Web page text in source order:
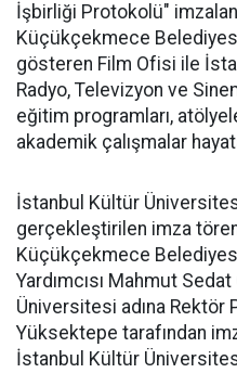
İşbirliği Protokolü"
Küçükçekmece
gösteren Film Ofisi ile
Radyo, Televizyon ve
eğitim programları,
akademik çalışmalar
İstanbul Kültür
gerçekleştirilen imza
Küçükçekmece
Yardımcısı Mahmut
Üniversitesi adına Rektör
Yüksektepe tarafından
İstanbul Kültür